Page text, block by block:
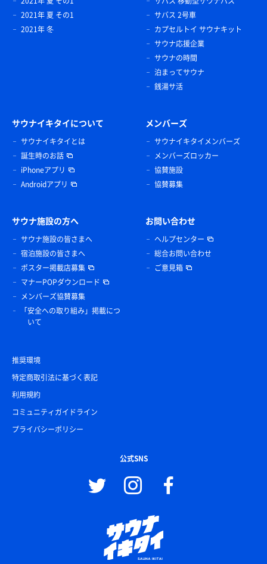
2021年 夏 その1
2021年 冬
サバス 2号車
カプセルトイ サウナキット
サウナ応援企業
サウナの時間
泊まってサウナ
銭湯サ活
サウナイキタイについて
サウナイキタイとは
誕生時のお話
iPhoneアプリ
Androidアプリ
メンバーズ
サウナイキタイメンバーズ
メンバーズロッカー
協賛施設
協賛募集
サウナ施設の方へ
サウナ施設の皆さまへ
宿泊施設の皆さまへ
ポスター掲載店募集
マナーPOPダウンロード
メンバーズ協賛募集
「安全への取り組み」掲載につ
いて
お問い合わせ
ヘルプセンター
総合お問い合わせ
ご意見箱
推奨環境
特定商取引法に基づく表記
利用規約
コミュニティガイドライン
プライバシーポリシー
公式SNS